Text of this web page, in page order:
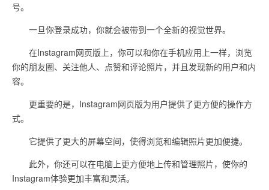
号。
一旦你登录成功，你就会被带到一个全新的视觉世界。
在Instagram网页版上，你可以和你在手机应用上一样，浏览
你的朋友圈、关注他人、点赞和评论照片，并且发现新的用户和内
容。
更重要的是，Instagram网页版为用户提供了更方便的操作方
式。
它提供了更大的屏幕空间，使得浏览和编辑照片更加便捷。
此外，你还可以在电脑上更方便地上传和管理照片，使你的
Instagram体验更加丰富和灵活。